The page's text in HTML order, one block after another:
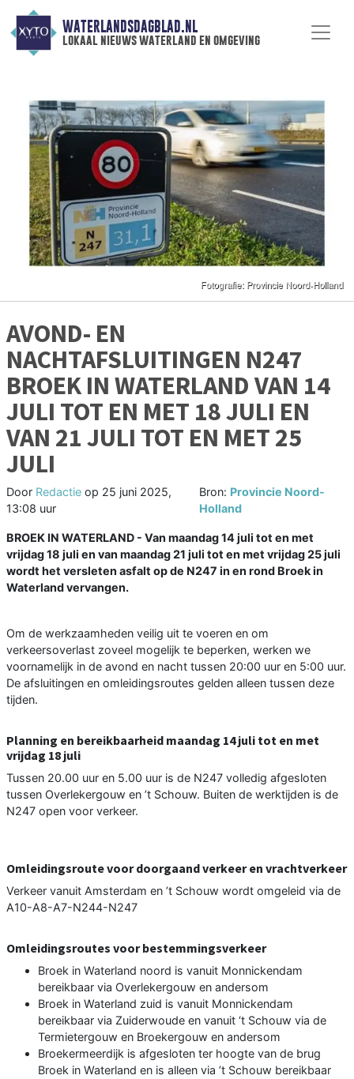
WATERLANDSDAGBLAD.NL
lokaal nieuws waterland en omgeving
AVOND- EN
NACHTAFSLUITINGEN N247
BROEK IN WATERLAND VAN 14
JULI TOT EN MET 18 JULI EN
VAN 21 JULI TOT EN MET 25
JULI
Door Redactie op 25 juni 2025,
13:08 uur
Bron: Provincie Noord-
Holland
BROEK IN WATERLAND - Van maandag 14 juli tot en met
vrijdag 18 juli en van maandag 21 juli tot en met vrijdag 25 juli
wordt het versleten asfalt op de N247 in en rond Broek in
Waterland vervangen.
Om de werkzaamheden veilig uit te voeren en om
verkeersoverlast zoveel mogelijk te beperken, werken we
voornamelijk in de avond en nacht tussen 20:00 uur en 5:00 uur.
De afsluitingen en omleidingsroutes gelden alleen tussen deze
tijden.
Planning en bereikbaarheid maandag 14 juli tot en met
vrijdag 18 juli
Tussen 20.00 uur en 5.00 uur is de N247 volledig afgesloten
tussen Overlekergouw en ’t Schouw. Buiten de werktijden is de
N247 open voor verkeer.
Omleidingsroute voor doorgaand verkeer en vrachtverkeer
Verkeer vanuit Amsterdam en ’t Schouw wordt omgeleid via de
A10-A8-A7-N244-N247
Omleidingsroutes voor bestemmingsverkeer
Broek in Waterland noord is vanuit Monnickendam
bereikbaar via Overlekergouw en andersom
Broek in Waterland zuid is vanuit Monnickendam
bereikbaar via Zuiderwoude en vanuit ‘t Schouw via de
Termietergouw en Broekergouw en andersom
Broekermeerdijk is afgesloten ter hoogte van de brug
Broek in Waterland en is alleen via ’t Schouw bereikbaar